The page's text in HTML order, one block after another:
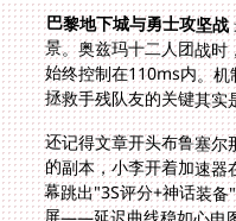
巴黎地下城与勇士攻坚战
拯救手残队友的关键其实
还记得文章开头布鲁塞尔
的副本，小李开着加速器
幕跳出"3S评分+神话装